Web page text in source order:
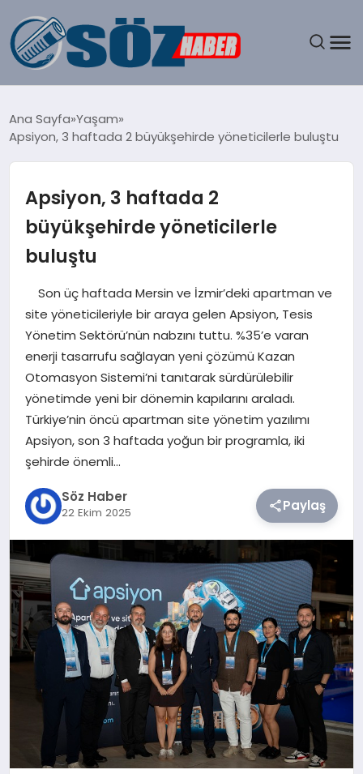
SPOR
MAGAZIN
EKONOMI
SAĞLIK
DÜNYA
TEKNOLOJI
SIYASET
YAŞAM
Ana Sayfa Yaşam
Apsiyon, 3 haftada 2 büyükşehirde yöneticilerle buluştu
Apsiyon, 3 haftada 2
büyükşehirde yöneticilerle
buluştu
Son üç haftada Mersin ve İzmir’deki apartman ve
site yöneticileriyle bir araya gelen Apsiyon, Tesis
Yönetim Sektörü’nün nabzını tuttu. %35’e varan
enerji tasarrufu sağlayan yeni çözümü Kazan
Otomasyon Sistemi’ni tanıtarak sürdürülebilir
yönetimde yeni bir dönemin kapılarını araladı.
Türkiye’nin öncü apartman site yönetim yazılımı
Apsiyon, son 3 haftada yoğun bir programla, iki
şehirde önemli…
Söz Haber
22 Ekim 2025 Paylaş